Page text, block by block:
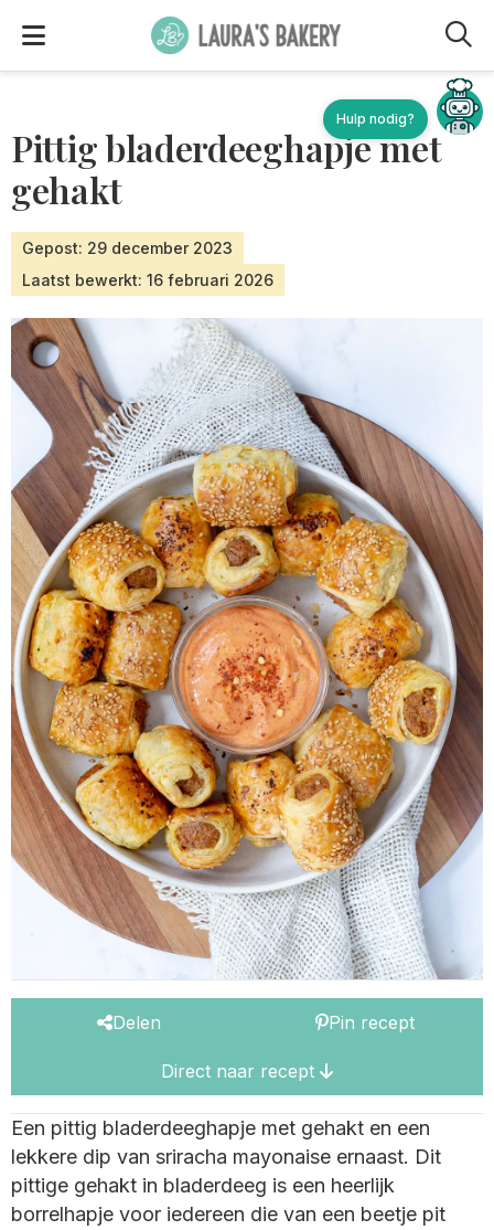
Pittig bladerdeeghapje met
gehakt
Gepost: 29 december 2023
Laatst bewerkt: 16 februari 2026
Delen Pin recept
Direct naar recept
Een pittig bladerdeeghapje met gehakt en een
lekkere dip van sriracha mayonaise ernaast. Dit
pittige gehakt in bladerdeeg is een heerlijk
borrelhapje voor iedereen die van een beetje pit
Hulp nodig?